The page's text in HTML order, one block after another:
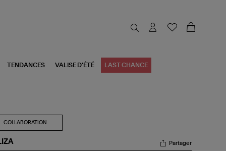
TENDANCES VALISE D'ÉTÉ LAST CHANCE
COLLABORATION
Partager